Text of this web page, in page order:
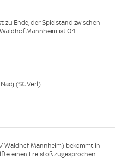
zu Ende, der Spielstand zwischen
Mannheim ist 0:1.
(SC Verl).
Waldhof Mannheim) bekommt in
einen Freistoß zugesprochen.